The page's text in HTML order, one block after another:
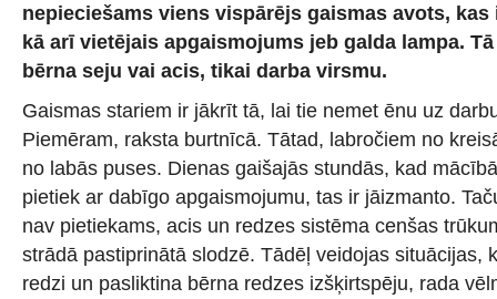
nepieciešams viens vispārējs gaismas avots,
kā arī vietējais apgaismojums jeb galda lampa.
bērna seju vai acis, tikai darba virsmu.
Gaismas stariem ir jākrīt tā, lai tie nemet ēnu uz
Piemēram, raksta burtnīcā. Tātad, labročiem no
no labās puses. Dienas gaišajās stundās, kad
pietiek ar dabīgo apgaismojumu, tas ir jāizmanto.
nav pietiekams, acis un redzes sistēma cenšas
strādā pastiprinātā slodzē. Tādēļ veidojas situācijas,
redzi un pasliktina bērna redzes izšķirtspēju, rada